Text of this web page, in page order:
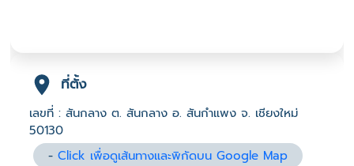
ที่ตั้ง
เลขที่ : สันกลาง ต. สันกลาง อ. สันกำแพง จ. เชียงใหม่
50130
-Click เพื่อดูเส้นทางและพิกัดบน Google Map